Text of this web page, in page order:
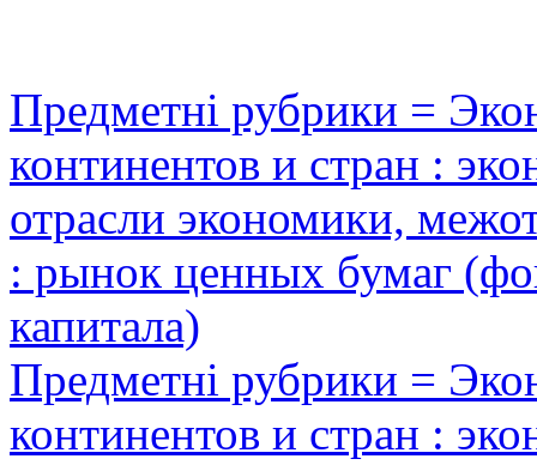
Предметні рубрики =
континентов и стран :
отрасли экономики,
: рынок ценных бумаг
капитала)
Предметні рубрики =
континентов и стран :